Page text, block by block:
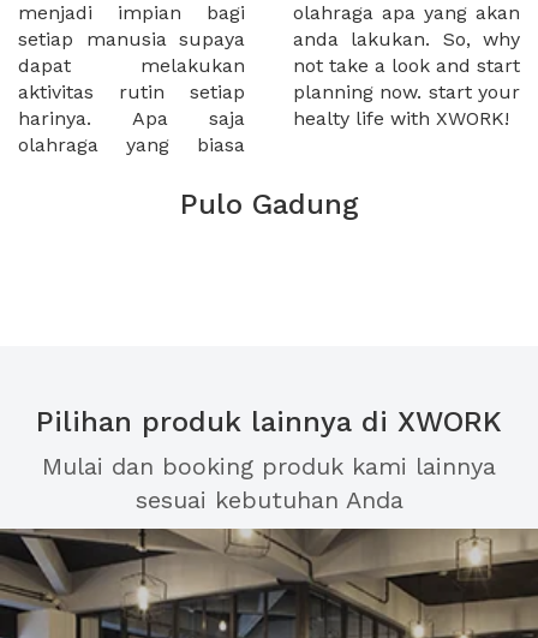
menjadi impian bagi
setiap manusia supaya
dapat melakukan
aktivitas rutin setiap
harinya. Apa saja
olahraga yang biasa
olahraga apa yang akan
anda lakukan. So, why
not take a look and start
planning now. start your
healty life with XWORK!
Pulo Gadung
Pilihan produk lainnya di XWORK
Mulai dan booking produk kami lainnya
sesuai kebutuhan Anda